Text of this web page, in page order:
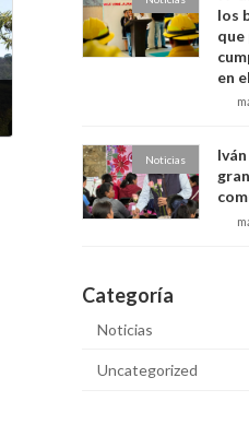
los
que
en
Noticias
Categoría
Noticias
Uncategorized